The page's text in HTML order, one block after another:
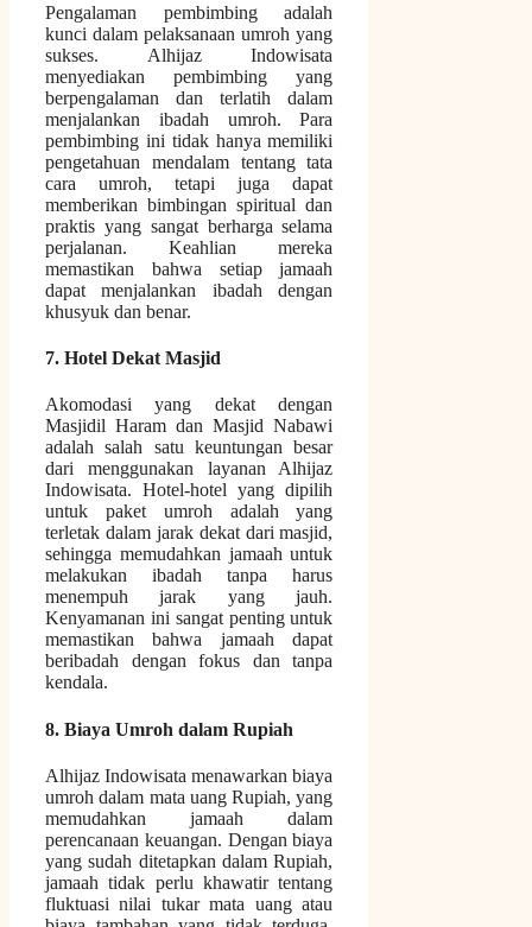
Pengalaman pembimbing adalah
kunci dalam pelaksanaan umroh yang
sukses. Alhijaz Indowisata
menyediakan pembimbing yang
berpengalaman dan terlatih dalam
menjalankan ibadah umroh. Para
pembimbing ini tidak hanya memiliki
pengetahuan mendalam tentang tata
cara umroh, tetapi juga dapat
memberikan bimbingan spiritual dan
praktis yang sangat berharga selama
perjalanan. Keahlian mereka
memastikan bahwa setiap jamaah
dapat menjalankan ibadah dengan
khusyuk dan benar.
7. Hotel Dekat Masjid
Akomodasi yang dekat dengan
Masjidil Haram dan Masjid Nabawi
adalah salah satu keuntungan besar
dari menggunakan layanan Alhijaz
Indowisata. Hotel-hotel yang dipilih
untuk paket umroh adalah yang
terletak dalam jarak dekat dari masjid,
sehingga memudahkan jamaah untuk
melakukan ibadah tanpa harus
menempuh jarak yang jauh.
Kenyamanan ini sangat penting untuk
memastikan bahwa jamaah dapat
beribadah dengan fokus dan tanpa
kendala.
8. Biaya Umroh dalam Rupiah
Alhijaz Indowisata menawarkan biaya
umroh dalam mata uang Rupiah, yang
memudahkan jamaah dalam
perencanaan keuangan. Dengan biaya
yang sudah ditetapkan dalam Rupiah,
jamaah tidak perlu khawatir tentang
fluktuasi nilai tukar mata uang atau